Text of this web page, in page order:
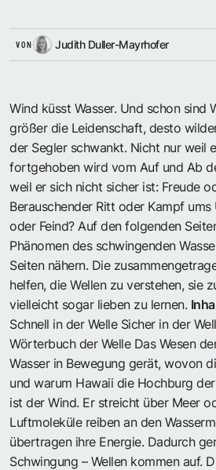
VON Judith Duller-Mayrhofer
Wind küsst Wasser. Und schon sind
größer die Leidenschaft, desto
der Segler schwankt. Nicht nur weil
fortgehoben wird vom Auf und Ab
weil er sich nicht sicher ist: Freude
Berauschender Ritt oder Kampf ums
oder Feind? Auf den folgenden
Phänomen des schwingenden
Seiten nähern. Die
helfen, die Wellen zu verstehen, sie
vielleicht sogar lieben zu lernen.
Schnell in der Welle Sicher in der
Wörterbuch der Welle Das Wesen
Wasser in Bewegung gerät, wovon
und warum Hawaii die Hochburg
ist der Wind. Er streicht über Meer
Luftmoleküle reiben an den
übertragen ihre Energie. Dadurch
Schwingung – Wellen kommen auf.